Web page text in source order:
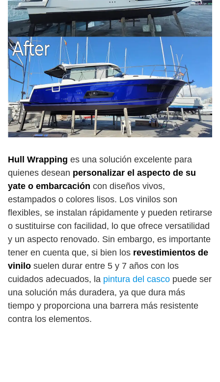
Hull Wrapping es una solución excelente para
quienes desean personalizar el aspecto de su
yate o embarcación con diseños vivos,
estampados o colores lisos. Los vinilos son
flexibles, se instalan rápidamente y pueden retirarse
o sustituirse con facilidad, lo que ofrece versatilidad
y un aspecto renovado. Sin embargo, es importante
tener en cuenta que, si bien los revestimientos de
vinilo suelen durar entre 5 y 7 años con los
cuidados adecuados, la pintura del casco puede ser
una solución más duradera, ya que dura más
tiempo y proporciona una barrera más resistente
contra los elementos.